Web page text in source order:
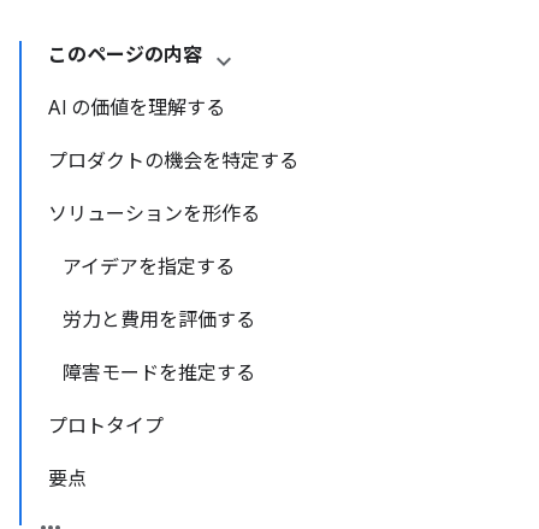
このページの内容
AI の価値を理解する
プロダクトの機会を特定する
ソリューションを形作る
アイデアを指定する
労力と費用を評価する
障害モードを推定する
プロトタイプ
要点